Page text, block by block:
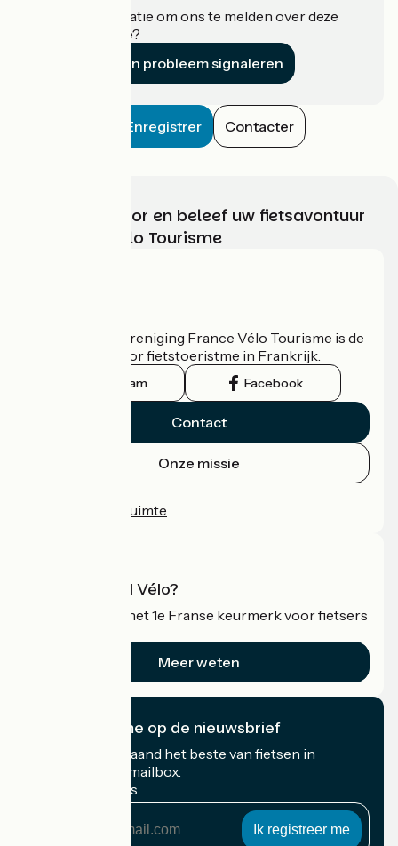
Heeft u informatie om ons te melden over deze
accommodatie?
Een probleem signaleren
Enregistrer Contacter
Kies, bereid voor en beleef uw fietsavontuur
met France Vélo Tourisme
De nationale vereniging France Vélo Tourisme is de
officiële gids voor fietstoeristme in Frankrijk.
Instagram Facebook
Contact
Onze missie
Professionele ruimte
Wat is Accueil Vélo?
Accueil Vélo is het 1e Franse keurmerk voor fietsers
Meer weten
Ik abonneer me op de nieuwsbrief
Ontvang elke maand het beste van fietsen in
Frankrijk in uw mailbox.
Mijn e-mailadres